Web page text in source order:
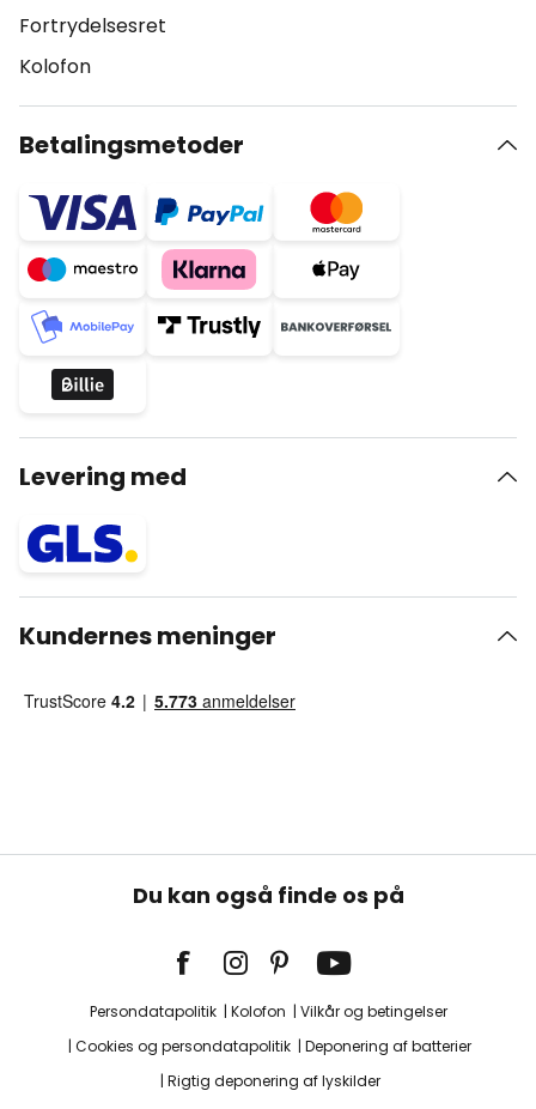
Fortrydelsesret
Kolofon
Betalingsmetoder
Levering med
Kundernes meninger
Du kan også finde os på
Persondatapolitik Kolofon
Vilkår og betingelser
Cookies og persondatapolitik
Deponering af batterier
Rigtig deponering af lyskilder